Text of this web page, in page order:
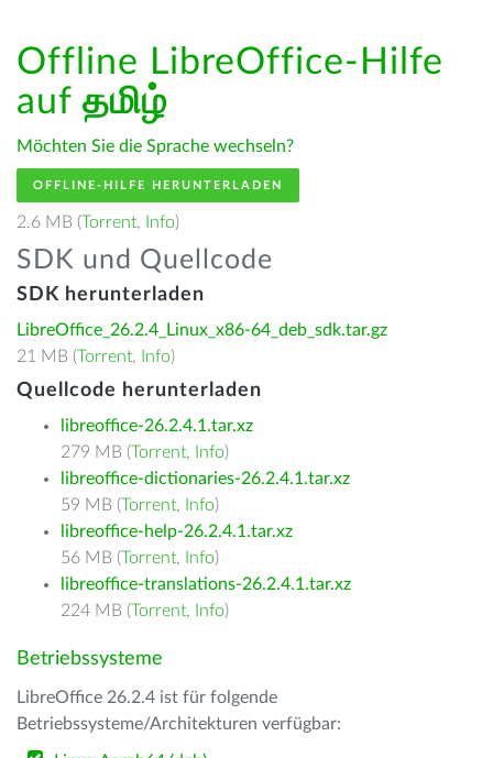
Offline LibreOffice-Hilfe
auf தமிழ்
Möchten Sie die Sprache wechseln?
OFFLINE-HILFE HERUNTERLADEN
2.6 MB (Torrent, Info)
SDK und Quellcode
SDK herunterladen
LibreOffice_26.2.4_Linux_x86-64_deb_sdk.tar.gz
21 MB (Torrent, Info)
Quellcode herunterladen
libreoffice-26.2.4.1.tar.xz
279 MB (Torrent, Info)
libreoffice-dictionaries-26.2.4.1.tar.xz
59 MB (Torrent, Info)
libreoffice-help-26.2.4.1.tar.xz
56 MB (Torrent, Info)
libreoffice-translations-26.2.4.1.tar.xz
224 MB (Torrent, Info)
Betriebssysteme
LibreOffice 26.2.4 ist für folgende
Betriebssysteme/Architekturen verfügbar: